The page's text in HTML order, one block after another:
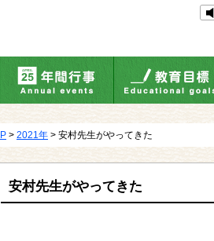
> 2021年 > 安村先生がやってきた
安村先生がやってきた